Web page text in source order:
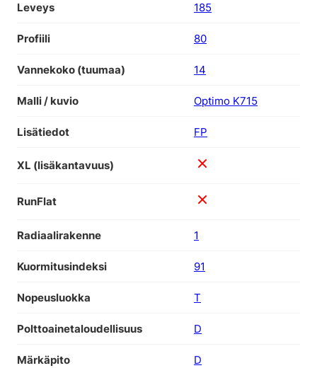
Leveys 185
Profiili 80
Vannekoko (tuumaa) 14
Malli / kuvio Optimo K715
Lisätiedot FP
XL (lisäkantavuus)
RunFlat
Radiaalirakenne 1
Kuormitusindeksi 91
Nopeusluokka T
Polttoainetaloudellisuus D
Märkäpito D